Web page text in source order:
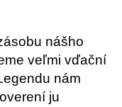
nášho
veľmi vďační
nám
ju